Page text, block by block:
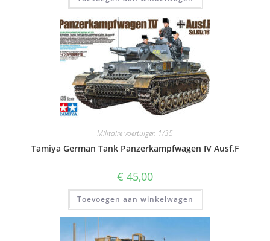
Militaire voertuigen 1/35
Tamiya German Tank Panzerkampfwagen IV Ausf.F
€ 45,00
Toevoegen aan winkelwagen